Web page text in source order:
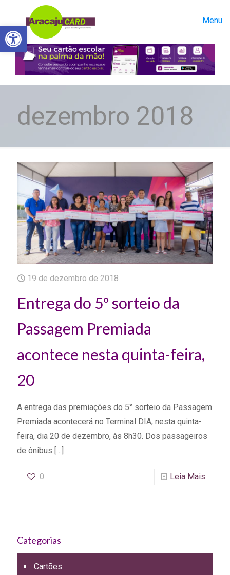
Abrir a barra de ferramentas
Menu
dezembro 2018
19 de dezembro de 2018
Entrega do 5º sorteio da
Passagem Premiada
acontece nesta quinta-feira,
20
A entrega das premiações do 5° sorteio da Passagem
Premiada acontecerá no Terminal DIA, nesta quinta-
feira, dia 20 de dezembro, às 8h30. Dos passageiros
de ônibus […]
0 Leia Mais
Categorias
Cartões